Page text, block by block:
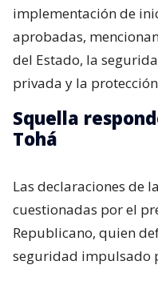
implementación de
aprobadas,
del Estado, la
privada y la
Squella
Tohá
Las declaraciones de
cuestionadas por el
Republicano, quien
seguridad impulsado